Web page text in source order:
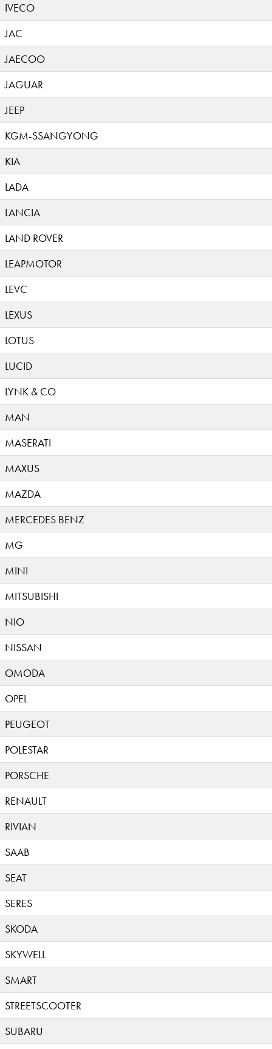
IVECO
JAC
JAECOO
JAGUAR
JEEP
KGM-SSANGYONG
KIA
LADA
LANCIA
LAND ROVER
LEAPMOTOR
LEVC
LEXUS
LOTUS
LUCID
LYNK & CO
MAN
MASERATI
MAXUS
MAZDA
MERCEDES BENZ
MG
MINI
MITSUBISHI
NIO
NISSAN
OMODA
OPEL
PEUGEOT
POLESTAR
PORSCHE
RENAULT
RIVIAN
SAAB
SEAT
SERES
SKODA
SKYWELL
SMART
STREETSCOOTER
SUBARU